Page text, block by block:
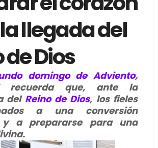
llegada del
de Dios
domingo de Adviento,
que, ante la
del Reino de Dios, los fieles
a una conversión
y a prepararse para una